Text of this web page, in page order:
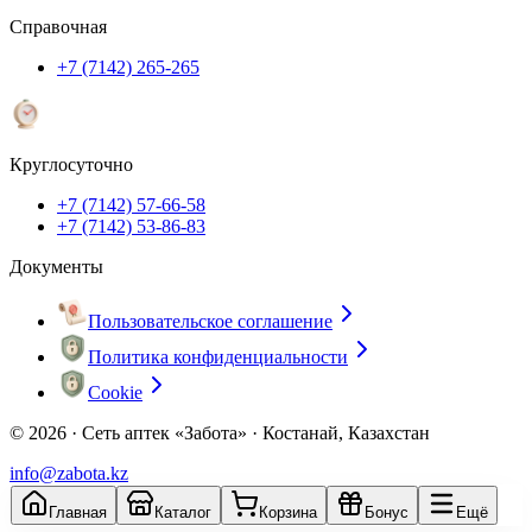
Справочная
+7 (7142) 265-265
Круглосуточно
+7 (7142) 57-66-58
+7 (7142) 53-86-83
Документы
Пользовательское соглашение
Политика конфиденциальности
Cookie
© 2026 · Сеть аптек «Забота» · Костанай, Казахстан
info@zabota.kz
Главная Каталог Корзина Бонус Ещё